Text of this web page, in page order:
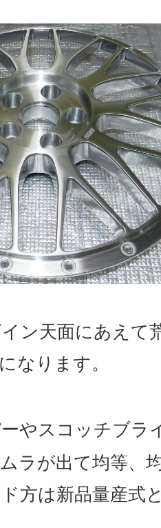
ン天面にあえて
なります。
やスコッチブラ
ラが出て均等、
方は新品量産式